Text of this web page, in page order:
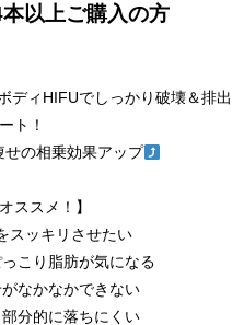
以上ご購入の方
ディHIFUでしっかり破壊＆排出
ト！
の相乗効果アップ
ススメ！】
スッキリさせたい
こり脂肪が気になる
なかなかできない
分的に落ちにくい